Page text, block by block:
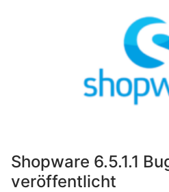
Shopware 6.5.1.1
veröffentlicht